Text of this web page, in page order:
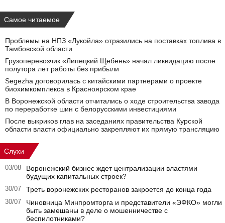
Самое читаемое
Проблемы на НПЗ «Лукойла» отразились на поставках топлива в
Тамбовской области
Грузоперевозчик «Липецкий Щебень» начал ликвидацию после
полутора лет работы без прибыли
Segezha договорилась с китайскими партнерами о проекте
биохимкомплекса в Красноярском крае
В Воронежской области отчитались о ходе строительства завода
по переработке шин с белорусскими инвестициями
После выкриков глав на заседаниях правительства Курской
области власти официально закрепляют их прямую трансляцию
Слухи
03/08
Воронежский бизнес ждет централизации властями
будущих капитальных строек?
30/07 Треть воронежских ресторанов закроется до конца года
30/07
Чиновница Минпромторга и представители «ЭФКО» могли
быть замешаны в деле о мошенничестве с
беспилотниками?